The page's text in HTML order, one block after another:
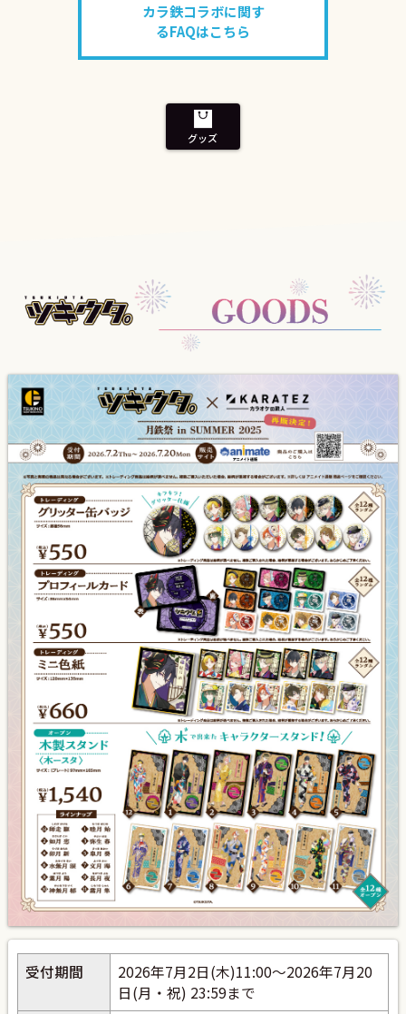
カラ鉄コラボに関す
るFAQはこちら
グッズ
受付期間
2026年7月2日(木)11:00～2026年7月20
日(月・祝) 23:59まで